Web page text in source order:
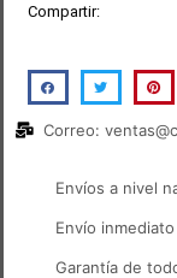
Compartir:
Correo:
Envíos a nivel
Envío
Garantía de